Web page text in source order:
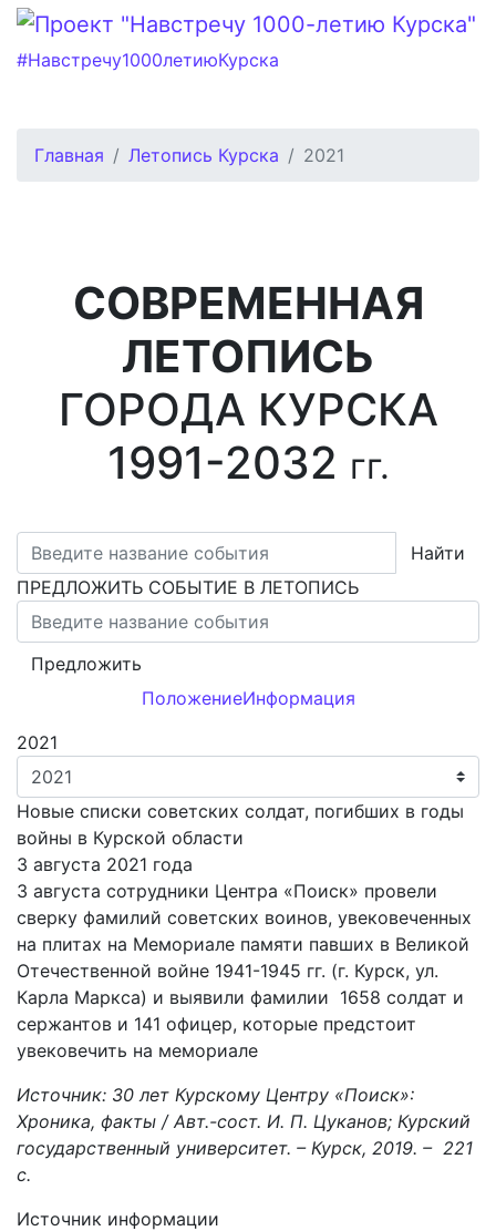
#Навстречу1000летиюКурска
Главная Летопись Курска 2021
СОВРЕМЕННАЯ
ЛЕТОПИСЬ
ГОРОДА КУРСКА
1991-2032 гг.
Найти
ПРЕДЛОЖИТЬ СОБЫТИЕ В ЛЕТОПИСЬ
Предложить
ПоложениеИнформация
2021
Новые списки советских солдат, погибших в годы
войны в Курской области
3 августа 2021 года
3 августа сотрудники Центра «Поиск» провели
сверку фамилий советских воинов, увековеченных
на плитах на Мемориале памяти павших в Великой
Отечественной войне 1941-1945 гг. (г. Курск, ул.
Карла Маркса) и выявили фамилии 1658 солдат и
сержантов и 141 офицер, которые предстоит
увековечить на мемориале
Источник: 30 лет Курскому Центру «Поиск»:
Хроника, факты / Авт.-сост. И. П. Цуканов; Курский
государственный университет. – Курск, 2019. – 221
с.
Источник информации